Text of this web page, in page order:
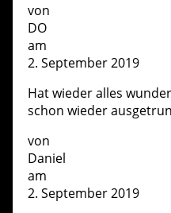
von
DO
am
2. September 2019
Hat wieder alles
schon wieder
von
Daniel
am
2. September 2019